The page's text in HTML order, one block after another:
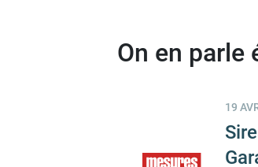
On en parle
19